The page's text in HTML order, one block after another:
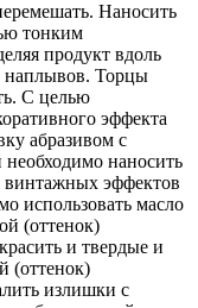
Наносить
тонким
продукт вдоль
наплывов. Торцы
С целью
эффекта
абразивом с
необходимо наносить
эффектов
использовать масло
(оттенок)
и твердые и
(оттенок)
излишки с